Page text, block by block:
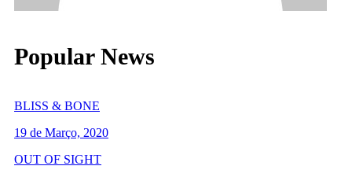
Popular News
BLISS & BONE
19 de Março, 2020
OUT OF SIGHT